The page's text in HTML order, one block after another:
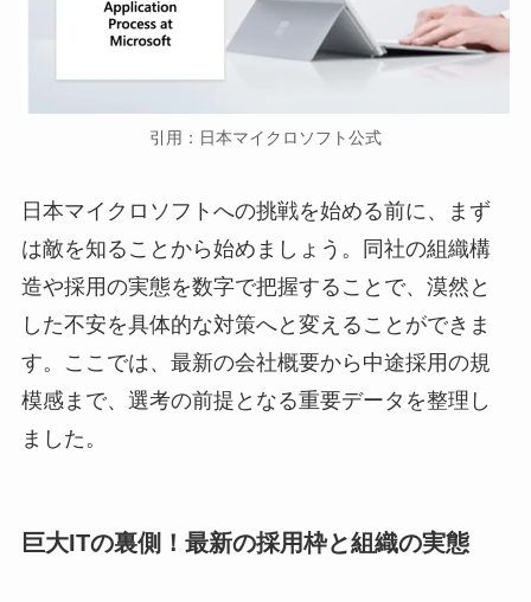
引用：日本マイクロソフト公式
日本マイクロソフトへの挑戦を始める前に、まず
は敵を知ることから始めましょう。同社の組織構
造や採用の実態を数字で把握することで、漠然と
した不安を具体的な対策へと変えることができま
す。ここでは、最新の会社概要から中途採用の規
模感まで、選考の前提となる重要データを整理し
ました。
巨大ITの裏側！最新の採用枠と組織の実態